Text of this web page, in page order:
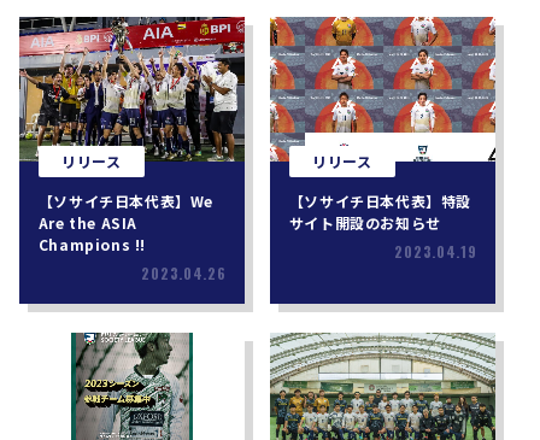
リリース
【ソサイチ日本代表】We
Are the ASIA
Champions !!
2023.04.26
リリース
【ソサイチ日本代表】特設
サイト開設のお知らせ
2023.04.19